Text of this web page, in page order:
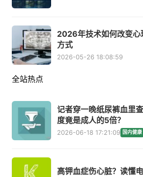
2026年技术如何改变心
方式
2026-05-26 18:08:59
全站热点
记者穿一晚纸尿裤血里
度竟是成人的5倍？
2026-06-18 17:21:09 国内健康
高钾血症伤心脏？读懂